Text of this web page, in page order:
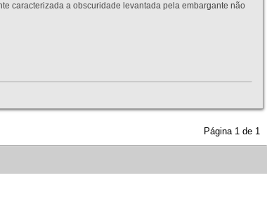
caracterizada a obscuridade levantada pela embargante não
Página 1 de 1